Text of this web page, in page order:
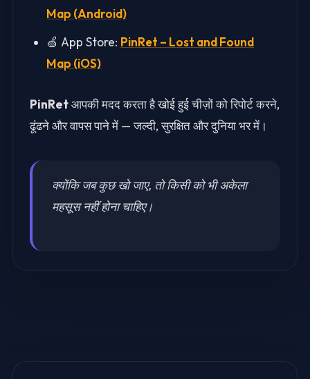
Map (Android)
🍏 App Store: PinRet – Lost and Found
Map (iOS)
PinRetआपकी मदद करता है खोई हुई चीज़ों को रिपोर्ट करने,
ढूंढने और वापस पाने में — जल्दी, सुरक्षित और दुनिया भर में।
क्योंकि जब कुछ खो जाए, तो किसी को भी अकेला
महसूस नहीं होना चाहिए।